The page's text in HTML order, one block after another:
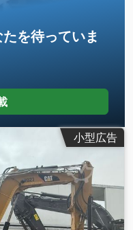
を待っていま
小型広告